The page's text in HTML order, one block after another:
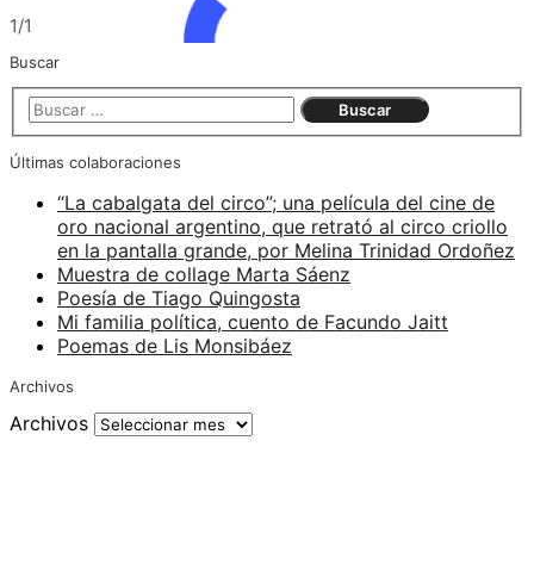
1/1
Buscar
Últimas colaboraciones
“La cabalgata del circo”; una película del cine de
oro nacional argentino, que retrató al circo criollo
en la pantalla grande, por Melina Trinidad Ordoñez
Muestra de collage Marta Sáenz
Poesía de Tiago Quingosta
Mi familia política, cuento de Facundo Jaitt
Poemas de Lis Monsibáez
Archivos
Archivos